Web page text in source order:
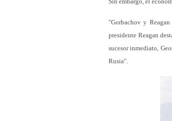
"Gorbachov y
presidente Reagan
sucesor inmediato,
Rusia".